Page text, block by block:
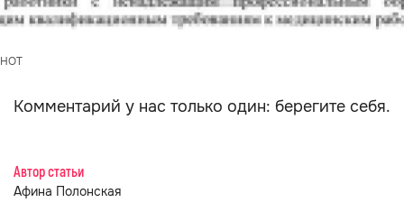
Комментарий у нас только один: берегите себя.
Автор статьи
Афина Полонская